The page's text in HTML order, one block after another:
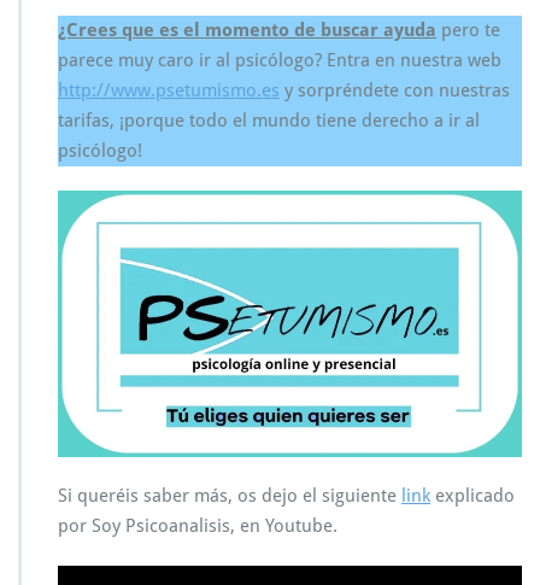
¿Crees que es el momento de buscar ayuda pero te
parece muy caro ir al psicólogo? Entra en nuestra web
http://www.psetumismo.es y sorpréndete con nuestras
tarifas, ¡porque todo el mundo tiene derecho a ir al
psicólogo!
Si queréis saber más, os dejo el siguiente link explicado
por Soy Psicoanalisis, en Youtube.